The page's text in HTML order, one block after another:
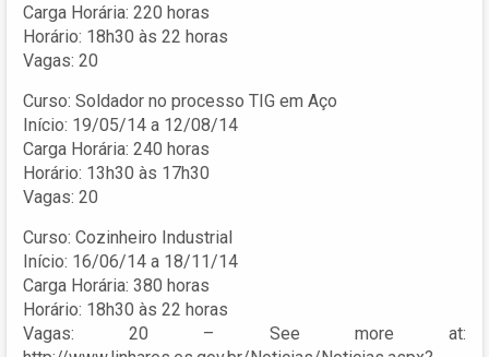
Carga Horária: 220 horas
Horário: 18h30 às 22 horas
Vagas: 20
Curso: Soldador no processo TIG em Aço
Início: 19/05/14 a 12/08/14
Carga Horária: 240 horas
Horário: 13h30 às 17h30
Vagas: 20
Curso: Cozinheiro Industrial
Início: 16/06/14 a 18/11/14
Carga Horária: 380 horas
Horário: 18h30 às 22 horas
Vagas: 20 – See more at: